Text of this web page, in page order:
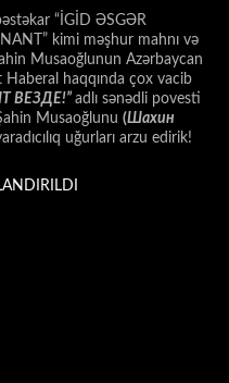
“İGİD ƏSGƏR
kimi məşhur mahnı və
Musaoğlunun Azərbaycan
Haberal haqqında çox vacib
ВЕЗДЕ!” adlı sənədli povesti
Musaoğlunu (Шахин
uğurları arzu edirik!